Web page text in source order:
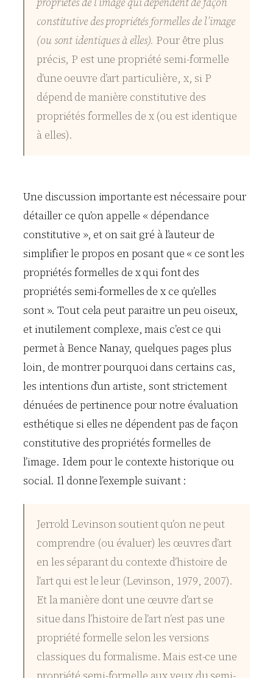
constitutive des propriétés formelles de l’image
(ou sont identiques à elles). Pour être plus
précis, P est une propriété semi-formelle
d’une oeuvre d’art particulière, x, si P
dépend de manière constitutive des
propriétés formelles de x (ou est identique
à elles).
Une discussion importante est nécessaire pour
détailler ce qu’on appelle « dépendance
constitutive », et on sait gré à l’auteur de
simplifier le propos en posant que « ce sont les
propriétés formelles de x qui font des
propriétés semi-formelles de x ce qu’elles
sont ». Tout cela peut paraitre un peu oiseux,
et inutilement complexe, mais c’est ce qui
permet à Bence Nanay, quelques pages plus
loin, de montrer pourquoi dans certains cas,
les intentions d’un artiste, sont strictement
dénuées de pertinence pour notre évaluation
esthétique si elles ne dépendent pas de façon
constitutive des propriétés formelles de
l’image. Idem pour le contexte historique ou
social. Il donne l’exemple suivant :
Jerrold Levinson soutient qu’on ne peut
comprendre (ou évaluer) les œuvres d’art
en les séparant du contexte d’histoire de
l’art qui est le leur (Levinson, 1979, 2007).
Et la manière dont une œuvre d’art se
situe dans l’histoire de l’art n’est pas une
propriété formelle selon les versions
classiques du formalisme. Mais est-ce une